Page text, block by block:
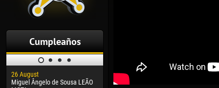
Cumpleaños
26 August
Miguel Ângelo de Sousa LEÃO
30 January
Dhoraso Moreo KLAS
04